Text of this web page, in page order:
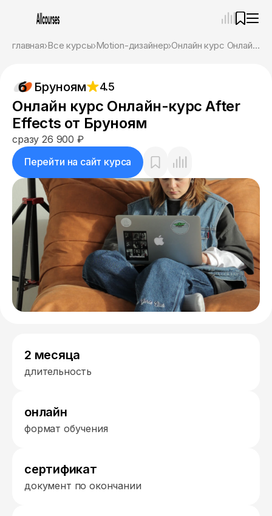
главная Все курсы Motion-дизайнер Онлайн курс Онлайн-курс After Effects от Бруноям
Бруноям 4.5
Онлайн курс Онлайн-курс After
Effects от Бруноям
сразу 26 900 ₽
Перейти на сайт курса
2 месяца
длительность
онлайн
формат обучения
сертификат
документ по окончании
Привет! Я Ваш карьерный навигатор. Подберу
курсы, которые соответствует именно вашим
целям.
Пожалуйста, ответьте на несколько вопросов,
Приступим?